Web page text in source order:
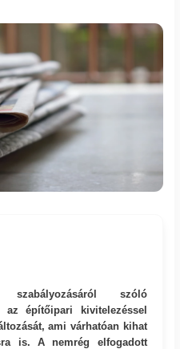
szóló
az építőipari kivitelezéssel
ami várhatóan kihat
is. A nemrég elfogadott